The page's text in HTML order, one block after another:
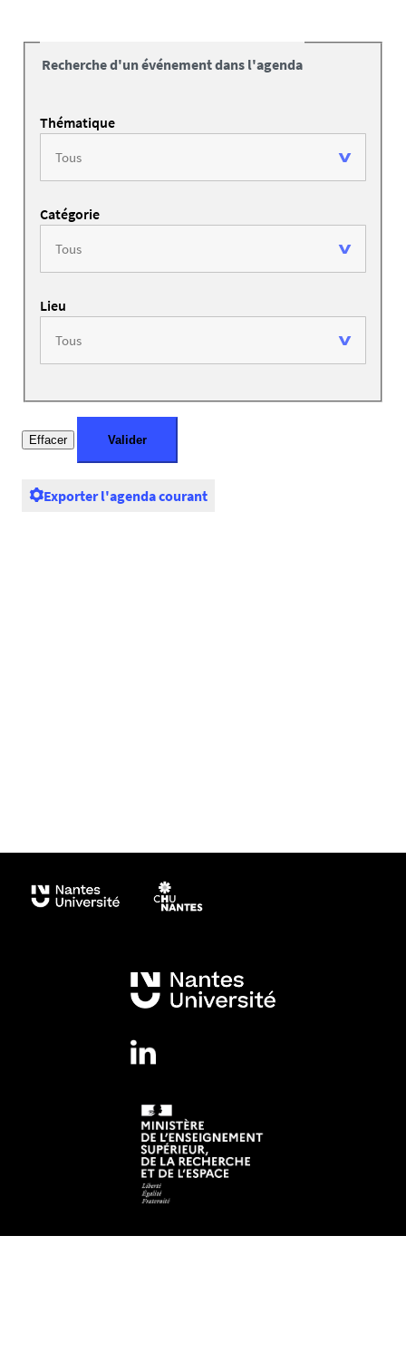
Recherche d'un événement dans l'agenda
Thématique
Catégorie
Lieu
Exporter l'agenda courant